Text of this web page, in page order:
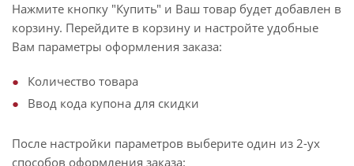
Нажмите кнопку "Купить" и Ваш товар будет добавлен в
корзину. Перейдите в корзину и настройте удобные
Вам параметры оформления заказа:
Количество товара
Ввод кода купона для скидки
После настройки параметров выберите один из 2-ух
способов оформления заказа: